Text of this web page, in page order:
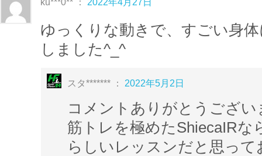
地味なトレーニングが多いですが、確
グばかり です。
正しいフォームやポイントをおさえな
行っていきましょう
★
トレーナーならではのメニューの組み
ku***0** ： 2022年4月27日
ゆっくりな動きで、すごい身
しました^_^
スタ******* ： 2022年5月2日
コメントありがとうござい
筋トレを極めたShiecaIRな
らしいレッスンだと思って